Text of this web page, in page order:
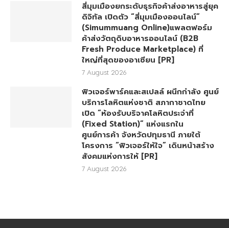
สี่มุมเมืองยกระดับธุรกิจค้าส่งอาหารสู่ยุค
ดิจิทัล เปิดตัว “สี่มุมเมืองออนไลน์”
(Simummuang Online)แพลตฟอร์ม
ค้าส่งวัตถุดิบอาหารออนไลน์ (B2B
Fresh Produce Marketplace) ที่
ใหญ่ที่สุดของอาเซียน [PR]
7 August 2026
ฟิวเจอร์พาร์คและสเปลล์ ผนึกกำลัง ศูนย์
บริการโลหิตแห่งชาติ สภากาชาดไทย
เปิด “ห้องรับบริจาคโลหิตประจำที่
(Fixed Station)” แห่งแรกใน
ศูนย์การค้า จังหวัดปทุมธานี ภายใต้
โครงการ “ฟิวเจอร์ให้ใจ” เดินหน้าสร้าง
สังคมแห่งการให้ [PR]
7 August 2026